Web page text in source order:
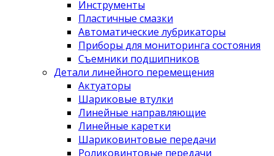
Инструменты
Пластичные смазки
Автоматические лубрикаторы
Приборы для мониторинга состояния
Съемники подшипников
Детали линейного перемещения
Актуаторы
Шариковые втулки
Линейные направляющие
Линейные каретки
Шариковинтовые передачи
Роликовинтовые передачи